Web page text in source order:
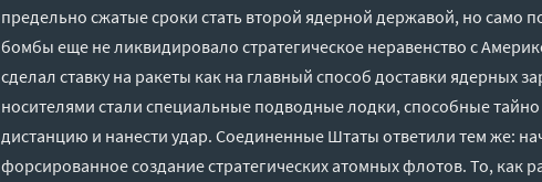
предельно сжатые сроки стать второй ядерной державой, но само
бомбы еще не ликвидировало стратегическое неравенство с
сделал ставку на ракеты как на главный способ доставки ядерных
носителями стали специальные подводные лодки, способные
дистанцию и нанести удар. Соединенные Штаты ответили тем же:
форсированное создание стратегических атомных флотов. То, как